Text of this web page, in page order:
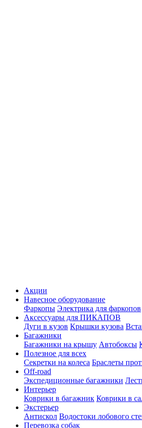
Акции
Навесное оборудование
Фаркопы Электрика для фаркопов
Аксессуары для ПИКАПОВ
Дуги в кузов Крышки кузова
Багажники
Багажники на крышу Автобоксы
Полезное для всех
Секретки на колеса Браслеты
Off-road
Экспедиционные багажники
Интерьер
Коврики в багажник Коврики в
Экстерьер
Антискол Водостоки лобового
Перевозка собак